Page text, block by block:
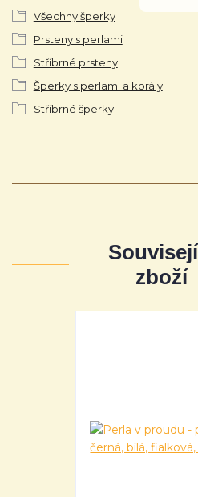
Všechny šperky
Prsteny s perlami
Stříbrné prsteny
Šperky s perlami a korály
Stříbrné šperky
zboží